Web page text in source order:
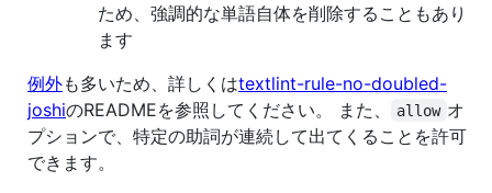
ため、強調的な単語自体を削除することもあり
ます
例外も多いため、詳しくはtextlint-rule-no-doubled-
joshiのREADMEを参照してください。 また、 allow オ
プションで、特定の助詞が連続して出てくることを許可
できます。